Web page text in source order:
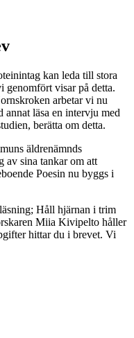
kan leda till stora
genomfört visar på detta.
arbetar vi nu
läsa en intervju med
berätta om detta.
äldrenämnds
av sina tankar om att
Poesin nu byggs i
Håll hjärnan i trim
Miia Kivipelto håller
hittar du i brevet. Vi